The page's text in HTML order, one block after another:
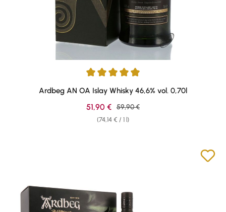
Average rating of 4.89 out of 5 stars
Ardbeg AN OA Islay Whisky 46,6% vol. 0,70l
(74,14 € / 1 l)
Sale price:
51,90 € Regular price:
59,90 €